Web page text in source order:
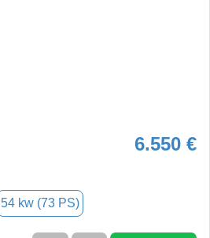
6.550 €
54 kw (73 PS)